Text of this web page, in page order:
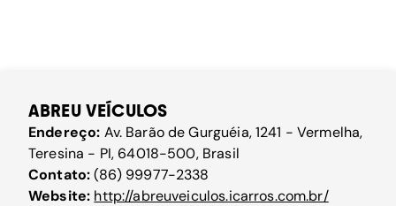
ABREU VEÍCULOS
Endereço: Av. Barão de Gurguéia, 1241 - Vermelha,
Teresina - PI, 64018-500, Brasil
Contato:(86) 99977-2338
Website: http://abreuveiculos.icarros.com.br/